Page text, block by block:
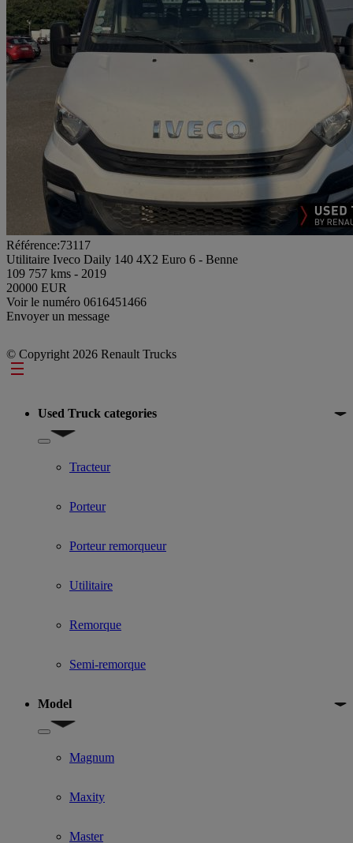
Référence:73117
Utilitaire Iveco Daily 140 4X2 Euro 6 - Benne
109 757 kms - 2019
20000 EUR
Voir le numéro 0616451466
Envoyer un message
© Copyright 2026 Renault Trucks
Footer
Used Truck categories
Show submenu for Used Truck categories
Tracteur
Porteur
Porteur remorqueur
Utilitaire
Remorque
Semi-remorque
Model
Show submenu for Model
Magnum
Maxity
Master